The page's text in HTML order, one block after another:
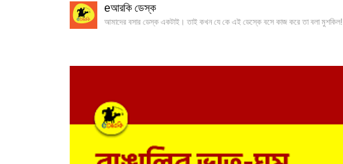
eআরকি ডেস্ক
আমাদের বসার ডেস্ক একটাই। তাই কখন যে কে এই ডেস্কে বসে কাজ করে তা বলা মুশকিল!